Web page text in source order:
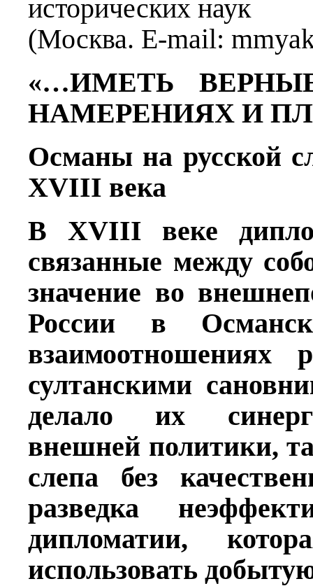
исторических наук
(Москва. E-mail:
«…ИМЕТЬ
НАМЕРЕНИЯХ И
Османы на русской
XVIII века
В XVIII веке
связанные между
значение во
России в
взаимоотношениях
султанскими
делало их
внешней политики,
слепа без
разведка
дипломатии,
использовать